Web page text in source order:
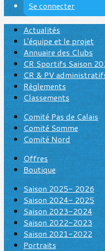
Se connecter
Actualités
L'équipe et le projet
Annuaire des Clubs
CR Sportifs Saison
CR & PV
Règlements
Classements
Comité Pas de Calais
Comité Somme
Comité Nord
Offres
Boutique
Saison 2025- 2026
Saison 2024- 2025
Saison 2023-2024
Saison 2022-2023
Saison 2021-2022
Portraits